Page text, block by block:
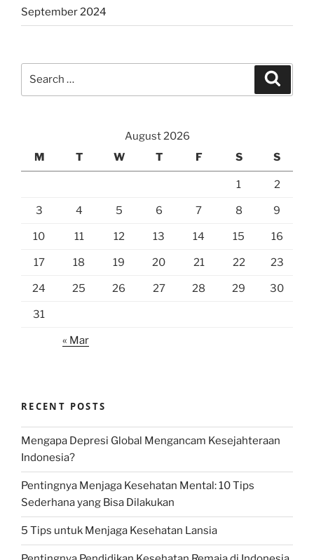
September 2024
August 2026
M
T W T F S S
1 2
3 4 5 6 7 8 9
10 11 12 13 14 15 16
17 18 19 20 21 22 23
24 25 26 27 28 29 30
31
« Mar
RECENT POSTS
Mengapa Depresi Global Mengancam Kesejahteraan
Indonesia?
Pentingnya Menjaga Kesehatan Mental: 10 Tips
Sederhana yang Bisa Dilakukan
5 Tips untuk Menjaga Kesehatan Lansia